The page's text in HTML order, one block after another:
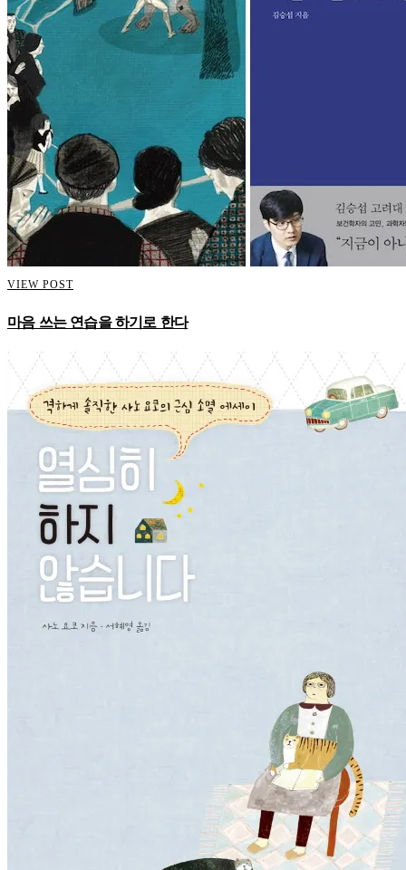
VIEW POST
마음 쓰는 연습을 하기로 한다